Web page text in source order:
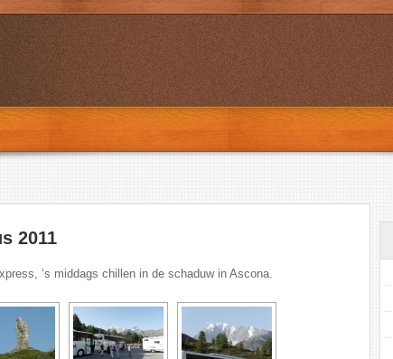
2011
‘s middags chillen in de schaduw in Ascona.